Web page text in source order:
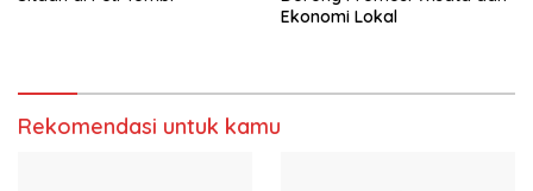
Ekonomi Lokal
Rekomendasi untuk kamu